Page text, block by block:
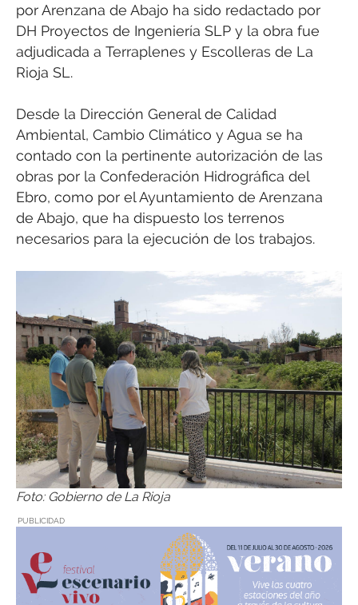
por Arenzana de Abajo ha sido redactado por
DH Proyectos de Ingeniería SLP y la obra fue
adjudicada a Terraplenes y Escolleras de La
Rioja SL.
Desde la Dirección General de Calidad
Ambiental, Cambio Climático y Agua se ha
contado con la pertinente autorización de las
obras por la Confederación Hidrográfica del
Ebro, como por el Ayuntamiento de Arenzana
de Abajo, que ha dispuesto los terrenos
necesarios para la ejecución de los trabajos.
Foto: Gobierno de La Rioja
PUBLICIDAD